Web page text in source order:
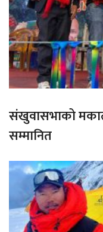
संखुवासभाको
सम्मानित